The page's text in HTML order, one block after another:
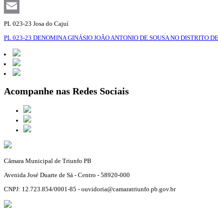
Facebook
Email
PL 023-23 Josa do Cajuí
PL 023-23 DENOMINA GINÁSIO JOÃO ANTONIO DE SOUSA NO DISTRITO
Acompanhe nas Redes Sociais
Câmara Municipal de Triunfo PB
Avenida José Duarte de Sá - Centro - 58920-000
CNPJ: 12.723.854/0001-85 - ouvidoria@camaratriunfo.pb.gov.br